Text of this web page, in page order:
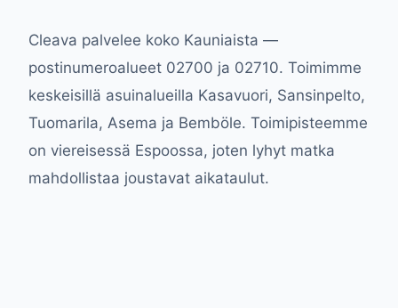
Cleava palvelee koko Kauniaista —
postinumeroalueet 02700 ja 02710. Toimimme
keskeisillä asuinalueilla Kasavuori, Sansinpelto,
Tuomarila, Asema ja Bemböle. Toimipisteemme
on viereisessä Espoossa, joten lyhyt matka
mahdollistaa joustavat aikataulut.